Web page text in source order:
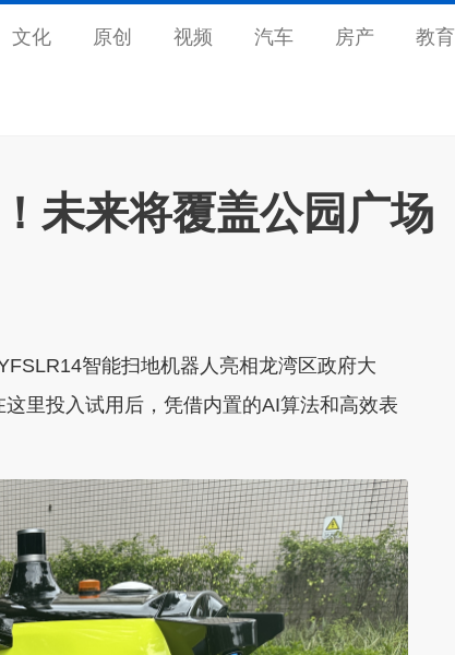
文化 原创 视频 汽车 房产 教育
未来将覆盖公园广场
智能扫地机器人亮相龙湾区政府大
里投入试用后，凭借内置的AI算法和高效表